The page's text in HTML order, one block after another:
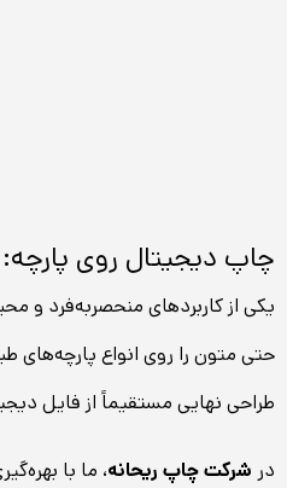
چاپ دیجیتال روی
یکی از کاربردهای منحصربه‌فرد و
حتی متون را روی انواع پارچه‌های
طراحی نهایی مستقیماً از فایل
در شرکت چاپ ریحانه، ما با